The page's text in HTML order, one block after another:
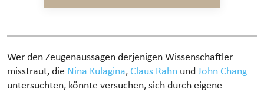
Wer den Zeugenaussagen derjenigen Wissenschaftler
misstraut, die Nina Kulagina, Claus Rahn und John Chang
untersuchten, könnte versuchen, sich durch eigene